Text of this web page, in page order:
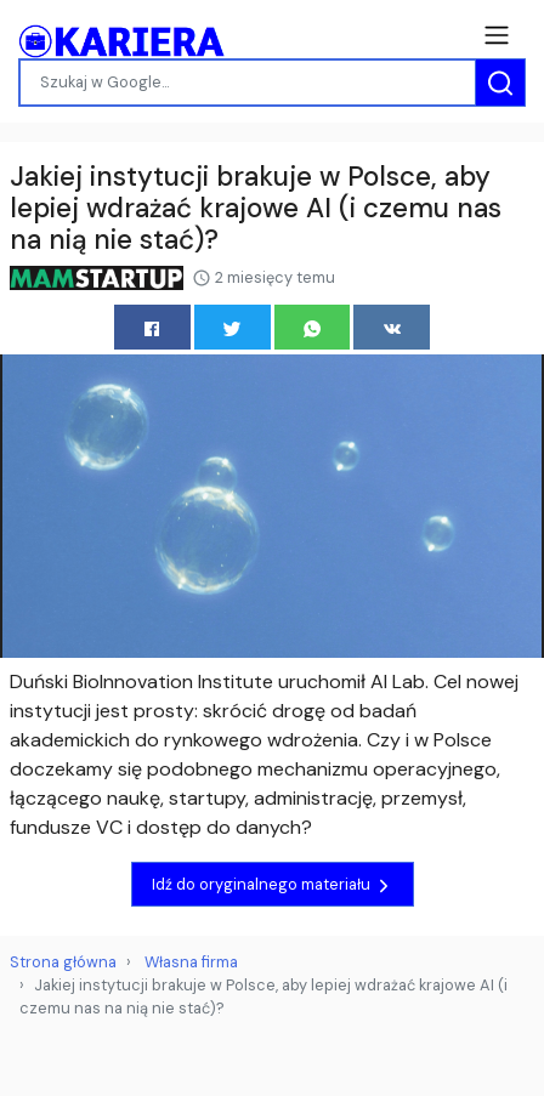
Jakiej instytucji brakuje w Polsce, aby
lepiej wdrażać krajowe AI (i czemu nas
na nią nie stać)?
2 miesięcy temu
Duński BioInnovation Institute uruchomił AI Lab. Cel nowej
instytucji jest prosty: skrócić drogę od badań
akademickich do rynkowego wdrożenia. Czy i w Polsce
doczekamy się podobnego mechanizmu operacyjnego,
łączącego naukę, startupy, administrację, przemysł,
fundusze VC i dostęp do danych?
Idź do oryginalnego materiału
Strona główna
Własna firma
Jakiej instytucji brakuje w Polsce, aby lepiej wdrażać krajowe AI (i
czemu nas na nią nie stać)?